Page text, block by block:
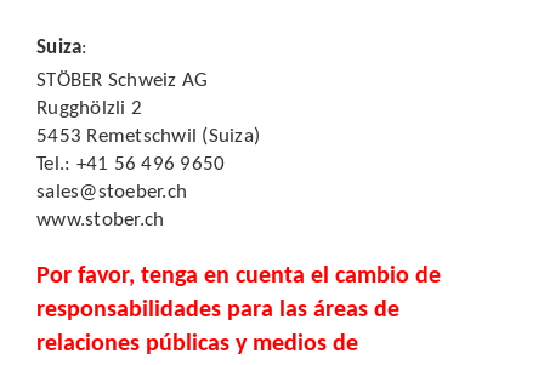
Suiza:
STÖBER Schweiz AG
Rugghölzli 2
5453 Remetschwil (Suiza)
Tel.: +41 56 496 9650
sales@stoeber.ch
www.stober.ch
Por favor, tenga en cuenta el cambio de
responsabilidades para las áreas de
relaciones públicas y medios de